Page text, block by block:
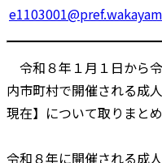
令和８年１月１日から
内市町村で開催される成
現在】について取りまと
令和８年に開催される成